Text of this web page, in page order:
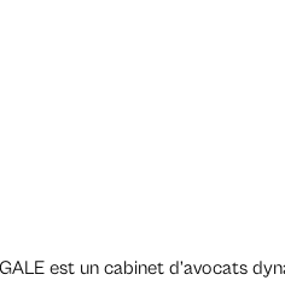
est un cabinet d’avocats